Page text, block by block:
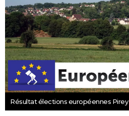
Résultat élections européennes Pirey